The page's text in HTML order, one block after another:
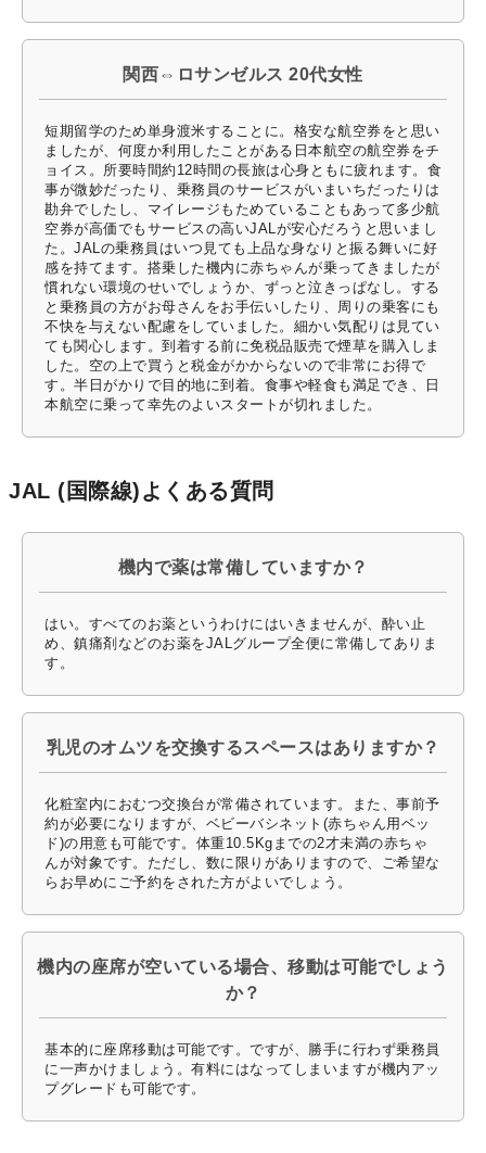
関西⇔ロサンゼルス 20代女性
短期留学のため単身渡米することに。格安な航空券をと思い
ましたが、何度か利用したことがある日本航空の航空券をチ
ョイス。所要時間約12時間の長旅は心身ともに疲れます。食
事が微妙だったり、乗務員のサービスがいまいちだったりは
勘弁でしたし、マイレージもためていることもあって多少航
空券が高価でもサービスの高いJALが安心だろうと思いまし
た。JALの乗務員はいつ見ても上品な身なりと振る舞いに好
感を持てます。搭乗した機内に赤ちゃんが乗ってきましたが
慣れない環境のせいでしょうか、ずっと泣きっぱなし。する
と乗務員の方がお母さんをお手伝いしたり、周りの乗客にも
不快を与えない配慮をしていました。細かい気配りは見てい
ても関心します。到着する前に免税品販売で煙草を購入しま
した。空の上で買うと税金がかからないので非常にお得で
す。半日がかりで目的地に到着。食事や軽食も満足でき、日
本航空に乗って幸先のよいスタートが切れました。
JAL (国際線)よくある質問
機内で薬は常備していますか？
はい。すべてのお薬というわけにはいきませんが、酔い止
め、鎮痛剤などのお薬をJALグループ全便に常備してありま
す。
乳児のオムツを交換するスペースはありますか？
化粧室内におむつ交換台が常備されています。また、事前予
約が必要になりますが、ベビーバシネット(赤ちゃん用ベッ
ド)の用意も可能です。体重10.5Kgまでの2才未満の赤ちゃ
んが対象です。ただし、数に限りがありますので、ご希望な
らお早めにご予約をされた方がよいでしょう。
機内の座席が空いている場合、移動は可能でしょう
か？
基本的に座席移動は可能です。ですが、勝手に行わず乗務員
に一声かけましょう。有料にはなってしまいますが機内アッ
プグレードも可能です。